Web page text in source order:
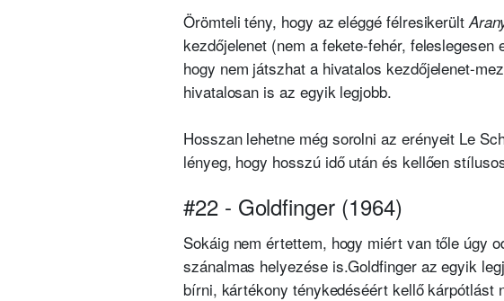
Örömteli tény, hogy az eléggé félresikerült
kezdőjelenet (nem a fekete-fehér,
hogy nem játszhat a hivatalos kezdőjelenet-
hivatalosan is az egyik legjobb.
Hosszan lehetne még sorolni az erényeit Le
lényeg, hogy hosszú idő után és kellően
#22 - Goldfinger (1964)
Sokáig nem értettem, hogy miért van tőle úgy
szánalmas helyezése is.Goldfinger az egyik
bírni, kártékony ténykedéséért kellő kárpótlást